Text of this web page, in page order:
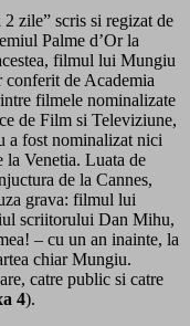
zile” scris si regizat de
Palme d’Or la
filmul lui Mungiu
de Academia
filmele nominalizate
de Film si Televiziune,
a fost nominalizat nici
Venetia. Luata de
de la Cannes,
grava: filmul lui
scriitorului Dan Mihu,
– cu un an inainte, la
chiar Mungiu.
catre public si catre
4).